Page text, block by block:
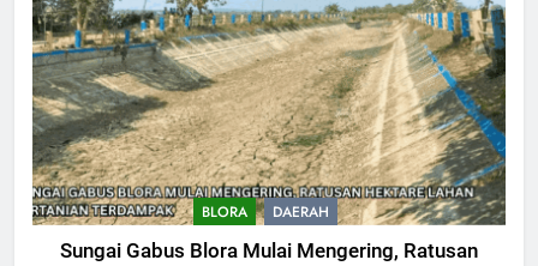
BLORA DAERAH
Sungai Gabus Blora Mulai Mengering, Ratusan